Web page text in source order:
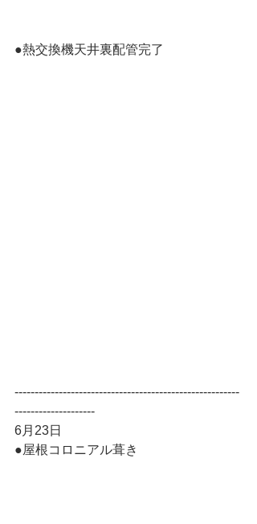
●熱交換機天井裏配管完了
--------------------------------------------------------
--------------------
6月23日
●屋根コロニアル葺き